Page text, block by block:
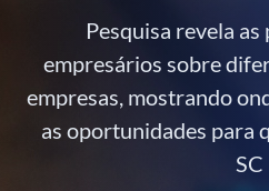
Pesquisa revela as
empresários sobre
empresas, mostrando
as oportunidades para
SC